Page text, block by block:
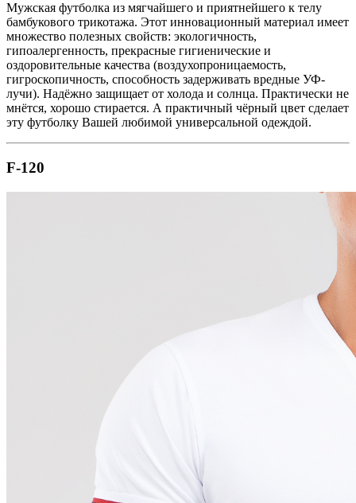
Мужская футболка из мягчайшего и приятнейшего к телу
бамбукового трикотажа. Этот инновационный материал имеет
множество полезных свойств: экологичность,
гипоалергенность, прекрасные гигиенические и
оздоровительные качества (воздухопроницаемость,
гигроскопичность, способность задерживать вредные УФ-
лучи). Надёжно защищает от холода и солнца. Практически не
мнётся, хорошо стирается. А практичный чёрный цвет сделает
эту футболку Вашей любимой универсальной одеждой.
F-120